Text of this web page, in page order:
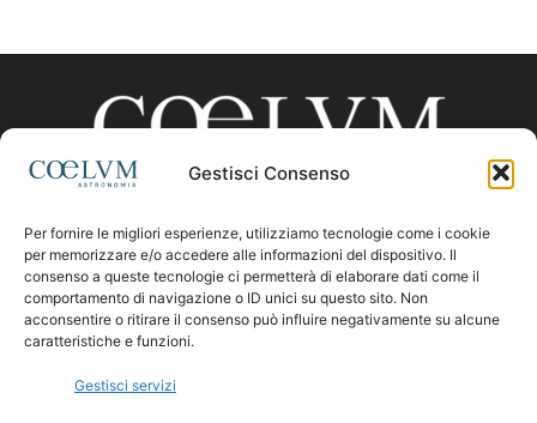
Gestisci Consenso
Per fornire le migliori esperienze, utilizziamo tecnologie come i cookie
per memorizzare e/o accedere alle informazioni del dispositivo. Il
consenso a queste tecnologie ci permetterà di elaborare dati come il
comportamento di navigazione o ID unici su questo sito. Non
acconsentire o ritirare il consenso può influire negativamente su alcune
caratteristiche e funzioni.
Gestisci servizi
CHI SIAMO
Contattaci:coelumastro@coelum.com